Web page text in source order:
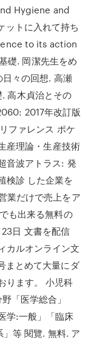
Hygiene and
トに入れて持ち
to its action
礎. 岡潔先生をめ
々の回想. 高瀬
高木貞治とその
2017年改訂版
ファレンス ポケ
産理論・生産技術
音波アトラス: 発
検診 した企業を
業だけで売上をア
も出来る無料の
日 文書を配信
カルオンライン文
まとめて大量にダ
ります。 小児科
「医学総合」
学:一般」「臨床
等 閱覽. 無料. ア